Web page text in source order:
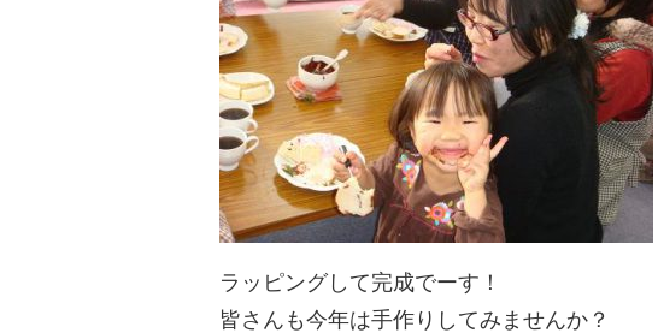
ラッピングして完成でーす！
皆さんも今年は手作りしてみませんか？